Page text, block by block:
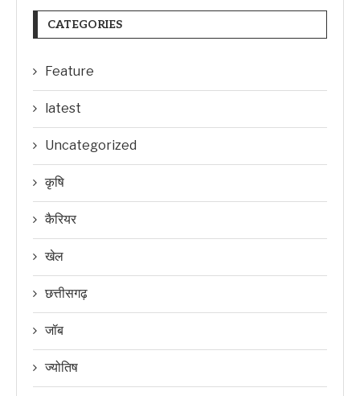
CATEGORIES
Feature
latest
Uncategorized
कृषि
कैरियर
खेल
छत्तीसगढ़
जॉब
ज्योतिष